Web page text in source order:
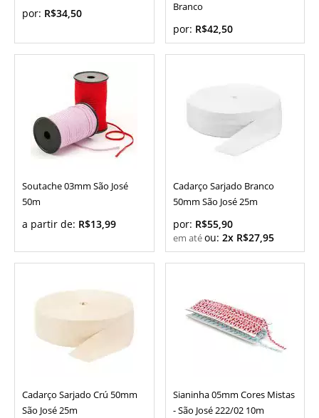
por: R$34,50 Branco
por: R$42,50
Soutache 03mm São José
50m
a partir de: R$13,99
Cadarço Sarjado Branco
50mm São José 25m
por: R$55,90
ou: 2x R$27,95
Cadarço Sarjado Crú 50mm
São José 25m
Sianinha 05mm Cores Mistas
- São José 222/02 10m